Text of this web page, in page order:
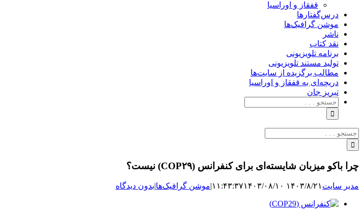
قفقاز و اوراسیا
درس‌گفتارها
موشن گرافیک‌ها
ناشر
نقد کتاب
برنامه‌ تلویزیونی
تولید مستند تلویزیونی
مطالب برگزیده از سایت‌ها
دریچه‌ای به قفقاز و اوراسیا
تبریزِ جان
جستجو
برای:
جستجو
برای:
چرا باکو میزبان شایسته‌ای برای کنفرانس (COP۲۹) نیست؟
مدیر سایت ۱۴۰۳/۸/۲۱ ۱۱:۴۳:۳۷ ۱۴۰۳/۰۸/۱۰ |موشن گرافیک‌ها|بدون دیدگاه
نمایش